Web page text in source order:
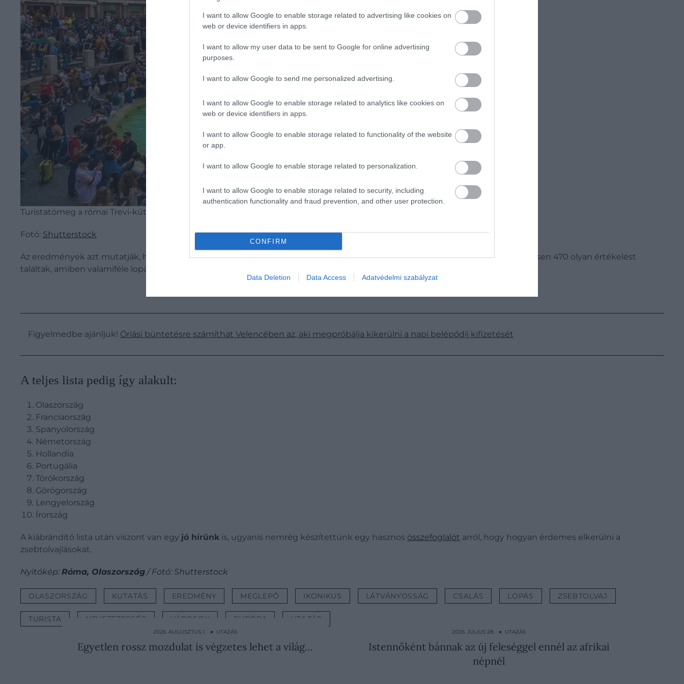
I want to allow Google to enable storage related to advertising like cookies on
web or device identifiers in apps.
I want to allow my user data to be sent to Google for online advertising
purposes.
I want to allow Google to send me personalized advertising.
I want to allow Google to enable storage related to analytics like cookies on
web or device identifiers in apps.
I want to allow Google to enable storage related to functionality of the website
or app.
I want to allow Google to enable storage related to personalization.
I want to allow Google to enable storage related to security, including
authentication functionality and fraud prevention, and other user protection.
CONFIRM
Data Deletion Data Access Adatvédelmi szabályzat
Turistatömeg a római Trevi-kútnál.
Fotó: Shutterstock
Az eredmények azt mutatják, hogy legtöbben Rómaikonikusnevezetességénél, a Trevi-kútnál panaszkodtak a csalókra: összesen 470 olyan értékelést
találtak, amiben valamiféle lopást említenek az utazók.
Figyelmedbe ajánljuk! Óriási büntetésre számíthat Velencében az, aki megpróbálja kikerülni a napi belépődíj kifizetését
​A teljes lista pedig így alakult:
Olaszország
Franciaország
Spanyolország
Németország
Hollandia
Portugália
Törökország
Görögország
Lengyelország
Írország
A kiábrándító lista után viszont van egy jó hírünk is, ugyanis nemrég készítettünk egy hasznos összefoglalót arról, hogy hogyan érdemes elkerülni a
zsebtolvajlásokat.
Nyitókép: Róma, Olaszország / Fotó: Shutterstock
OLASZORSZÁG KUTATÁS EREDMÉNY MEGLEPŐ IKONIKUS LÁTVÁNYOSSÁG CSALÁS LOPÁS ZSEBTOLVAJ
TURISTA NEVEZETESSÉG VÁROSOK EURÓPA UTAZÁS
2026. AUGUSZTUS 1. ● UTAZÁS
Egyetlen rossz mozdulat is végzetes lehet a világ…
2026. JÚLIUS 28. ● UTAZÁS
Istennőként bánnak az új feleséggel ennél az afrikai
népnél